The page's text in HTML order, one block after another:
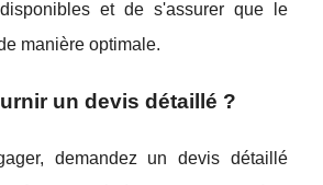
et de s'assurer que le
manière optimale.
un devis détaillé ?
demandez un devis détaillé